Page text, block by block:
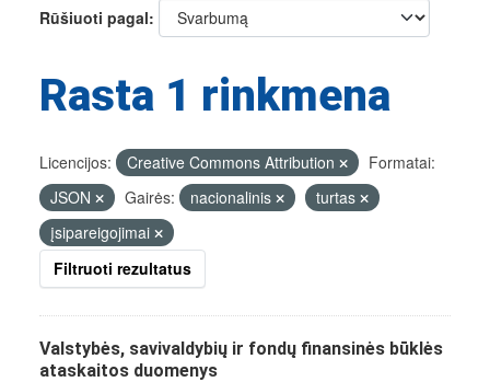
Rūšiuoti pagal
Rasta 1 rinkmena
Licencijos: Creative Commons Attribution
Formatai:
JSON
Gairės: nacionalinis
turtas
įsipareigojimai
Filtruoti rezultatus
Valstybės, savivaldybių ir fondų finansinės būklės
ataskaitos duomenys